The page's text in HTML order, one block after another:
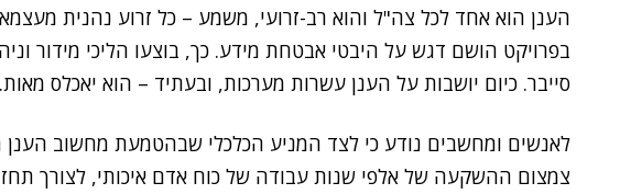
הענן הוא אחד לכל צה"ל והוא רב-זרועי, משמע – כל זרוע נהנית
בפרויקט הושם דגש על היבטי אבטחת מידע. כך, בוצעו הליכי מידור
סייבר. כיום יושבות על הענן עשרות מערכות, ובעתיד – הוא יאכלס מאות.
לאנשים ומחשבים נודע כי לצד המניע הכלכלי שבהטמעת מחשוב
צמצום ההשקעה של אלפי שנות עבודה של כוח אדם איכותי, לצורך